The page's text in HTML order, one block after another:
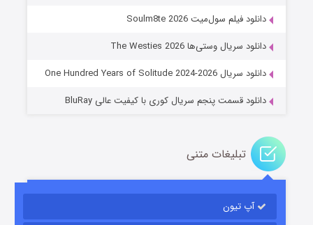
عملیات آپارتمان
مردگان متحرک: شهر مرده ۳
قسمت۲ (زیرنویس) منتشر شد
دانلود فیلم سول‌میت Soulm8te 2026
دانلود سریال وستی‌ها The Westies 2026
دانلود سریال One Hundred Years of Solitude 2024-2026
دانلود قسمت پنجم سریال کوری با کیفیت عالی BluRay
تبلیغات متنی
آپ تیون